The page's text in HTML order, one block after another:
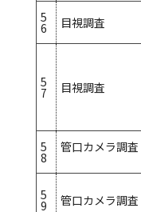
5
6 目視調査
5
7 目視調査
5
8
管口カメラ調査
5
9 管口カメラ調査